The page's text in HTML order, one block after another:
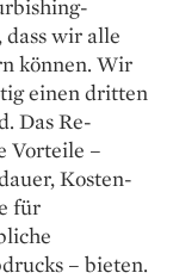
dass wir alle
können. Wir
einen dritten
Das Re­
Vorteile –
Kosten­
für
– bieten.